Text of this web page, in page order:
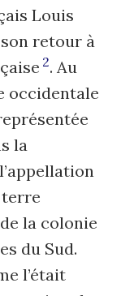
Louis
retour à
2. Au
occidentale
la
terre
la colonie
du Sud.
l’était